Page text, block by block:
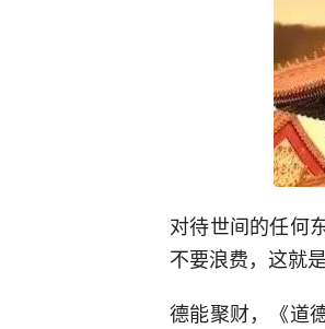
对待世间的任何
不要浪费，这就
德能聚财，《道